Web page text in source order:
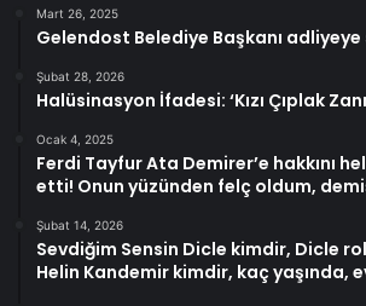
Mart 26, 2025
Gelendost Belediye Başkanı
Şubat 28, 2026
Halüsinasyon İfadesi: ‘Kızı Çıplak
Ocak 4, 2025
Ferdi Tayfur Ata Demirer’e hakkını
etti! Onun yüzünden felç oldum,
Şubat 14, 2026
Sevdiğim Sensin Dicle kimdir, Dicle
Helin Kandemir kimdir, kaç yaşında,